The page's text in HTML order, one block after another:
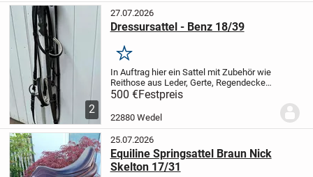
2
27.07.2026
Dressursattel - Benz 18/39
Merken
In Auftrag hier ein Sattel mit Zubehör wie
Reithose aus Leder, Gerte, Regendecke
und Putzkasten.Der Sattel ist inklusive
zwei Satteldecken, Steigbügeln, Gurten
sowie einem Sattelhalter.
500 €Festpreis
22880 Wedel
25.07.2026
Equiline Springsattel Braun Nick
Skelton 17/31